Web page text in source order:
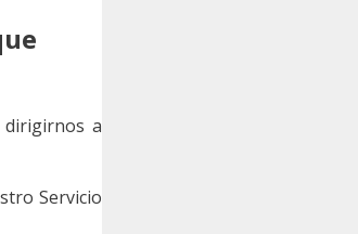
dirigirnos a
Servicio